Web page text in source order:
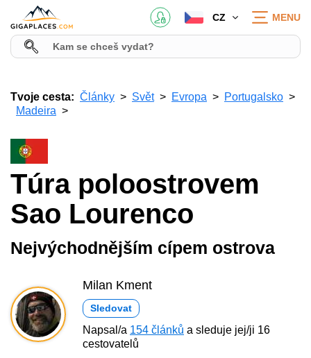
CZ MENU
Tvoje cesta: Články Svět Evropa
Portugalsko
Madeira
Túra poloostrovem
Sao Lourenco
Nejvýchodnějším cípem ostrova
Milan Kment
Sledovat
Napsal/a 154 článků a sleduje jej/ji 16
cestovatelů